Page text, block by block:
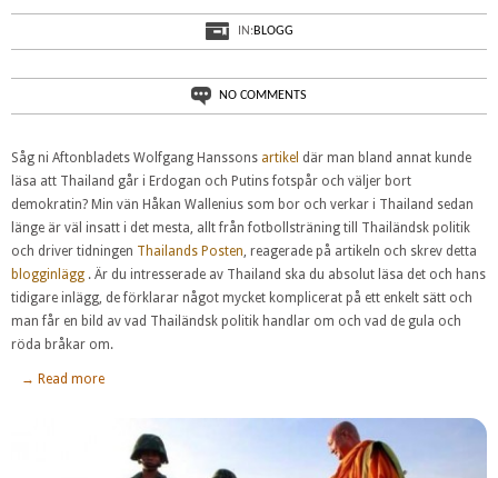
IN:BLOGG
NO COMMENTS
Såg ni Aftonbladets Wolfgang Hanssons artikel där man bland annat kunde
läsa att Thailand går i Erdogan och Putins fotspår och väljer bort
demokratin? Min vän Håkan Wallenius som bor och verkar i Thailand sedan
länge är väl insatt i det mesta, allt från fotbollsträning till Thailändsk politik
och driver tidningen Thailands Posten, reagerade på artikeln och skrev detta
blogginlägg . Är du intresserade av Thailand ska du absolut läsa det och hans
tidigare inlägg, de förklarar något mycket komplicerat på ett enkelt sätt och
man får en bild av vad Thailändsk politik handlar om och vad de gula och
röda bråkar om.
→ Read more